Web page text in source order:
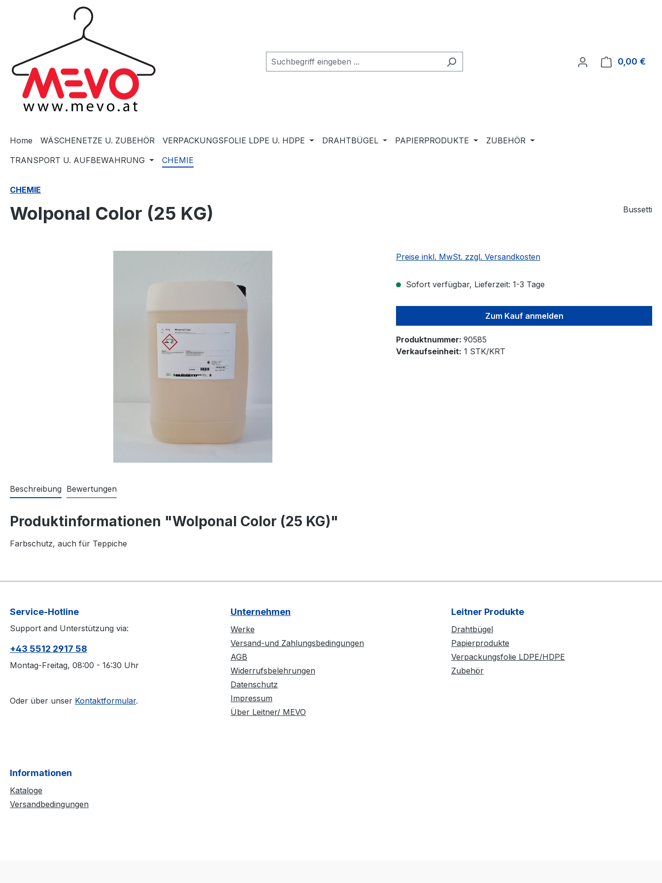
Zur Hauptnavigation springen
0,00 €
Home WÄSCHENETZE U. ZUBEHÖR VERPACKUNGSFOLIE LDPE U. HDPE DRAHTBÜGEL PAPIERPRODUKTE
ZUBEHÖR
TRANSPORT U. AUFBEWAHRUNG
CHEMIE
CHEMIE
Wolponal Color (25 KG) Bussetti
Preise inkl. MwSt. zzgl. Versandkosten
Sofort verfügbar, Lieferzeit: 1-3 Tage
Zum Kauf anmelden
Produktnummer: 90585
Verkaufseinheit: 1 STK/KRT
Beschreibung Bewertungen
Produktinformationen "Wolponal Color (25 KG)"
Farbschutz, auch für Teppiche
Service-Hotline
Support and Unterstützung via:
+43 5512 2917 58
Montag-Freitag, 08:00 - 16:30 Uhr
Oder über unser Kontaktformular.
Unternehmen
Werke
Versand-und Zahlungsbedingungen
AGB
Widerrufsbelehrungen
Datenschutz
Impressum
Über Leitner/ MEVO
Leitner Produkte
Drahtbügel
Papierprodukte
Verpackungsfolie LDPE/HDPE
Zubehör
Informationen
Kataloge
Versandbedingungen